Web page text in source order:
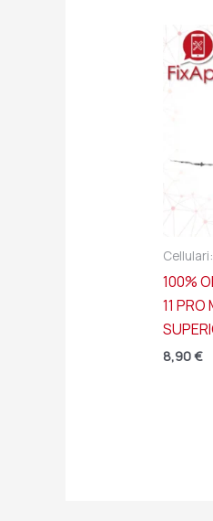
100%
11 PRO
8,90€